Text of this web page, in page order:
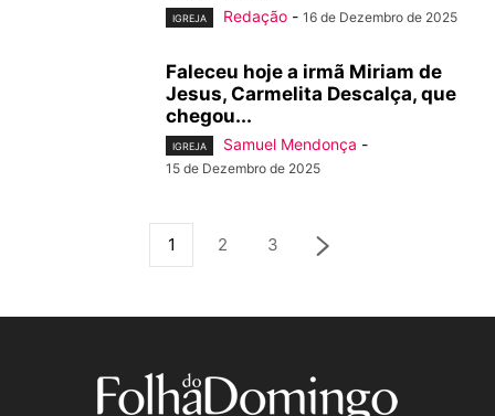
IGREJA Redação - 16 de Dezembro de 2025
Faleceu hoje a irmã Miriam de
Jesus, Carmelita Descalça, que
chegou...
IGREJA Samuel Mendonça -
15 de Dezembro de 2025
1 2 3